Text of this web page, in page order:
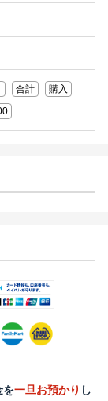
合計
購入
を一旦お預かり し